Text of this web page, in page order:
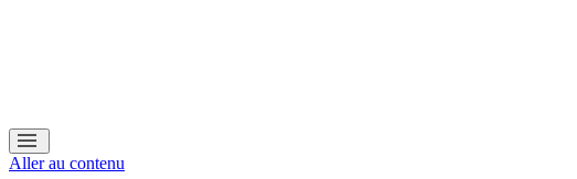
Aller au contenu